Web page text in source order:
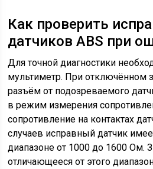
Как проверить
датчиков ABS при
Для точной диагностики
мультиметр. При отключённом
разъём от подозреваемого
в режим измерения
сопротивление на контактах
случаев исправный датчик
диапазоне от 1000 до 1600 Ом.
отличающееся от этого